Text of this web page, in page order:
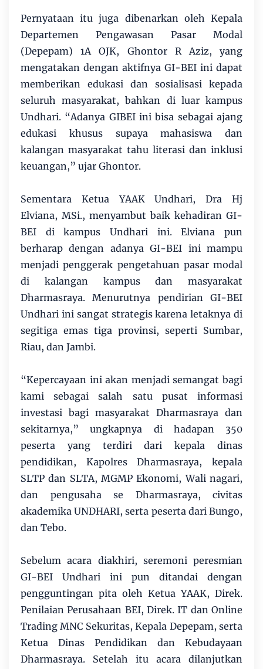
Pernyataan itu juga dibenarkan oleh Kepala
Departemen Pengawasan Pasar Modal
(Depepam) 1A OJK, Ghontor R Aziz, yang
mengatakan dengan aktifnya GI-BEI ini dapat
memberikan edukasi dan sosialisasi kepada
seluruh masyarakat, bahkan di luar kampus
Undhari. “Adanya GIBEI ini bisa sebagai ajang
edukasi khusus supaya mahasiswa dan
kalangan masyarakat tahu literasi dan inklusi
keuangan,” ujar Ghontor.
Sementara Ketua YAAK Undhari, Dra Hj
Elviana, MSi., menyambut baik kehadiran GI-
BEI di kampus Undhari ini. Elviana pun
berharap dengan adanya GI-BEI ini mampu
menjadi penggerak pengetahuan pasar modal
di kalangan kampus dan masyarakat
Dharmasraya. Menurutnya pendirian GI-BEI
Undhari ini sangat strategis karena letaknya di
segitiga emas tiga provinsi, seperti Sumbar,
Riau, dan Jambi.
“Kepercayaan ini akan menjadi semangat bagi
kami sebagai salah satu pusat informasi
investasi bagi masyarakat Dharmasraya dan
sekitarnya,” ungkapnya di hadapan 350
peserta yang terdiri dari kepala dinas
pendidikan, Kapolres Dharmasraya, kepala
SLTP dan SLTA, MGMP Ekonomi, Wali nagari,
dan pengusaha se Dharmasraya, civitas
akademika UNDHARI, serta peserta dari Bungo,
dan Tebo.
Sebelum acara diakhiri, seremoni peresmian
GI-BEI Undhari ini pun ditandai dengan
pengguntingan pita oleh Ketua YAAK, Direk.
Penilaian Perusahaan BEI, Direk. IT dan Online
Trading MNC Sekuritas, Kepala Depepam, serta
Ketua Dinas Pendidikan dan Kebudayaan
Dharmasraya. Setelah itu acara dilanjutkan